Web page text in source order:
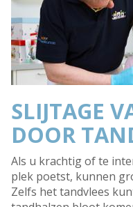
SLIJTAGE
DOOR
Als u krachtig of te
plek poetst, kunnen
Zelfs het tandvlees